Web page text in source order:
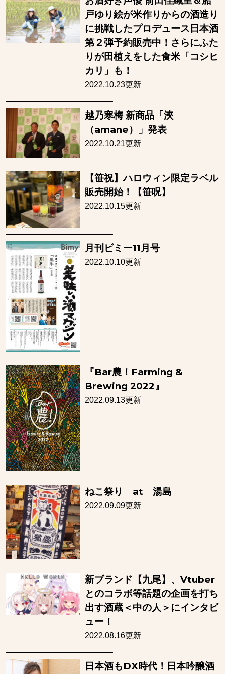
戸ゆり絵が米作りからの酒造り
に挑戦したプロデュース日本酒
第２弾予約販売中！さらにふた
りが田植えをした食米「コシヒ
カリ」も！
2022.10.23更新
越乃寒梅 新商品「浹
（amane）」発表
2022.10.21更新
【笹祝】ハロウィン限定ラベル
販売開始！【笹呪】
2022.10.15更新
月刊ビミー11月号
2022.10.10更新
『Bar農！Farming &
Brewing 2022』
2022.09.13更新
ねこ祭り at 湯島
2022.09.09更新
新ブランド【九尾】、Vtuber
とのコラボ等話題の企画を打ち
出す酒蔵＜中の人＞にインタビ
ュー！
2022.08.16更新
日本酒もDX時代！日本吟醸酒